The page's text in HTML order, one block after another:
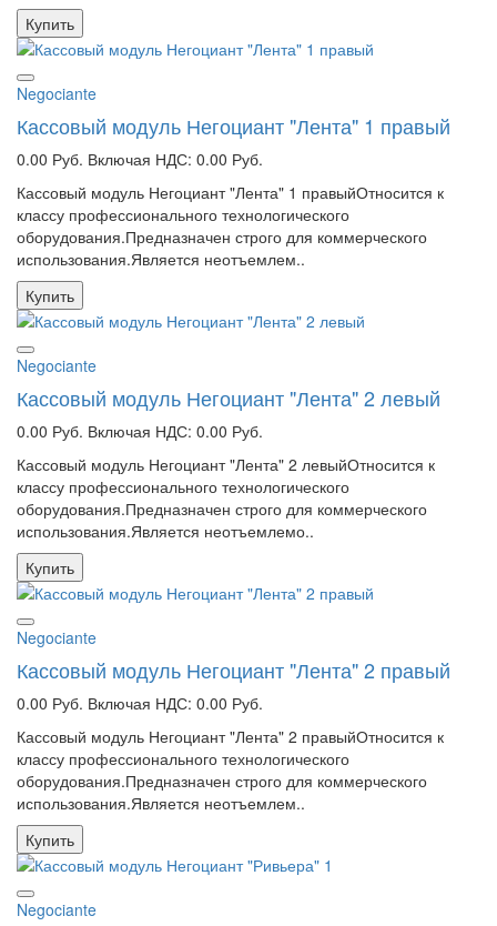
Купить
Negociante
Кассовый модуль Негоциант "Лента" 1 правый
0.00 Руб. Включая НДС: 0.00 Руб.
Кассовый модуль Негоциант "Лента" 1 правыйОтносится к
классу профессионального технологического
оборудования.Предназначен строго для коммерческого
использования.Является неотъемлем..
Купить
Negociante
Кассовый модуль Негоциант "Лента" 2 левый
0.00 Руб. Включая НДС: 0.00 Руб.
Кассовый модуль Негоциант "Лента" 2 левыйОтносится к
классу профессионального технологического
оборудования.Предназначен строго для коммерческого
использования.Является неотъемлемо..
Купить
Negociante
Кассовый модуль Негоциант "Лента" 2 правый
0.00 Руб. Включая НДС: 0.00 Руб.
Кассовый модуль Негоциант "Лента" 2 правыйОтносится к
классу профессионального технологического
оборудования.Предназначен строго для коммерческого
использования.Является неотъемлем..
Купить
Negociante